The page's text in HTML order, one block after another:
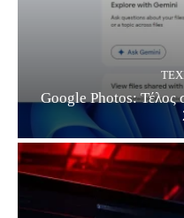
Google Photos: Τέλος